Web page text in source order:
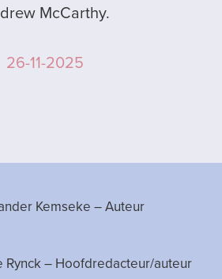
McCarthy.
26-11-2025
Kemseke – Auteur
Rynck– Hoofdredacteur/auteur